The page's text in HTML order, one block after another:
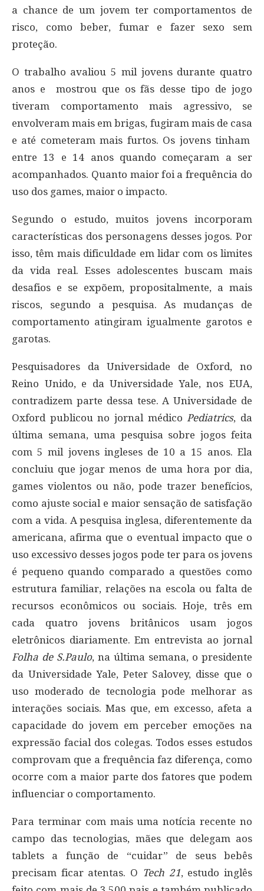
a chance de um jovem ter comportamentos de
risco, como beber, fumar e fazer sexo sem
proteção.
O trabalho avaliou 5 mil jovens durante quatro
anos e mostrou que os fãs desse tipo de jogo
tiveram comportamento mais agressivo, se
envolveram mais em brigas, fugiram mais de casa
e até cometeram mais furtos. Os jovens tinham
entre 13 e 14 anos quando começaram a ser
acompanhados. Quanto maior foi a frequência do
uso dos games, maior o impacto.
Segundo o estudo, muitos jovens incorporam
características dos personagens desses jogos. Por
isso, têm mais dificuldade em lidar com os limites
da vida real. Esses adolescentes buscam mais
desafios e se expõem, propositalmente, a mais
riscos, segundo a pesquisa. As mudanças de
comportamento atingiram igualmente garotos e
garotas.
Pesquisadores da Universidade de Oxford, no
Reino Unido, e da Universidade Yale, nos EUA,
contradizem parte dessa tese. A Universidade de
Oxford publicou no jornal médico Pediatrics, da
última semana, uma pesquisa sobre jogos feita
com 5 mil jovens ingleses de 10 a 15 anos. Ela
concluiu que jogar menos de uma hora por dia,
games violentos ou não, pode trazer benefícios,
como ajuste social e maior sensação de satisfação
com a vida. A pesquisa inglesa, diferentemente da
americana, afirma que o eventual impacto que o
uso excessivo desses jogos pode ter para os jovens
é pequeno quando comparado a questões como
estrutura familiar, relações na escola ou falta de
recursos econômicos ou sociais. Hoje, três em
cada quatro jovens britânicos usam jogos
eletrônicos diariamente. Em entrevista ao jornal
Folha de S.Paulo, na última semana, o presidente
da Universidade Yale, Peter Salovey, disse que o
uso moderado de tecnologia pode melhorar as
interações sociais. Mas que, em excesso, afeta a
capacidade do jovem em perceber emoções na
expressão facial dos colegas. Todos esses estudos
comprovam que a frequência faz diferença, como
ocorre com a maior parte dos fatores que podem
influenciar o comportamento.
Para terminar com mais uma notícia recente no
campo das tecnologias, mães que delegam aos
tablets a função de “cuidar” de seus bebês
precisam ficar atentas. O Tech 21, estudo inglês